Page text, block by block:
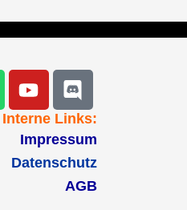
YoutubeDiscord
Interne Links:
Impressum
Datenschutz
AGB